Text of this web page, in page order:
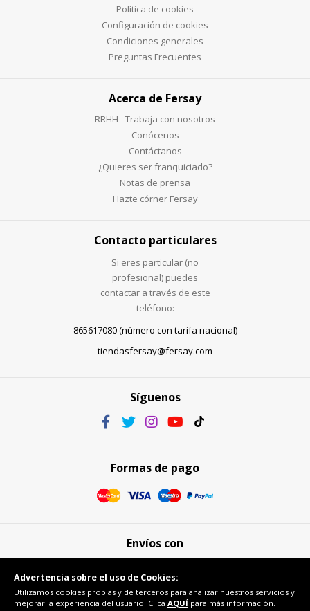
Política de cookies
Configuración de cookies
Condiciones generales
Preguntas Frecuentes
Acerca de Fersay
RRHH - Trabaja con nosotros
Conócenos
Contáctanos
¿Quieres ser franquiciado?
Notas de prensa
Hazte córner Fersay
Contacto particulares
Si eres particular (no
profesional) puedes
contactar a través de este
teléfono:
865617080 (número con tarifa nacional)
tiendasfersay@fersay.com
Síguenos
Formas de pago
Envíos con
Advertencia sobre el uso de Cookies:
Utilizamos cookies propias y de terceros para analizar nuestros servicios y
mejorar la experiencia del usuario. Clica AQUÍ para más información.